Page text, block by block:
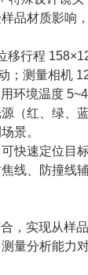
品材质影响
移行程
；测量相机
环境温度
（红、绿、
景。
快速定位目
线、防撞线辅
，实现从样
量分析能力